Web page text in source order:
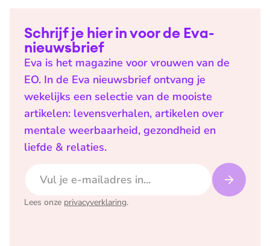
Schrijf je hier in voor de Eva-
nieuwsbrief
Eva is het magazine voor vrouwen van de
EO. In de Eva nieuwsbrief ontvang je
wekelijks een selectie van de mooiste
artikelen: levensverhalen, artikelen over
mentale weerbaarheid, gezondheid en
liefde & relaties.
Lees onze privacyverklaring.